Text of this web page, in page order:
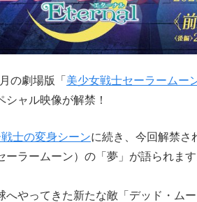
の劇場版「 美少女戦士セーラームー
シャル映像が解禁！
士の変身シーンに続き、今回解禁さ
ーラームーン）の「夢」が語られます
へやってきた新たな敵「デッド・ム